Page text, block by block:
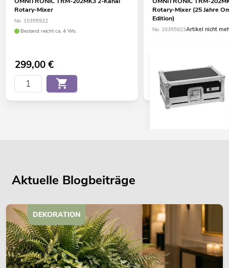
Rotary-Mixer
No. 10355922
Bestand reicht ca. 4 Wo.
299,00€
Rotary-Mixer (25 Jahre
Edition)
No. 10355923Artikel nicht
449,00
Aktuelle Blogbeiträge
DEKORATION